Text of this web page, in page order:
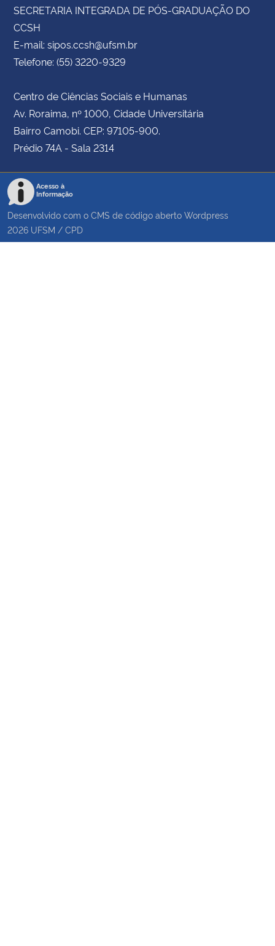
SECRETARIA INTEGRADA DE PÓS-GRADUAÇÃO DO
CCSH
E-mail: sipos.ccsh@ufsm.br
Telefone: (55) 3220-9329
Centro de Ciências Sociais e Humanas
Av. Roraima, nº 1000, Cidade Universitária
Bairro Camobi. CEP: 97105-900.
Prédio 74A - Sala 2314
Acesso à
Informação
Desenvolvido com o CMS de código aberto Wordpress
2026 UFSM / CPD